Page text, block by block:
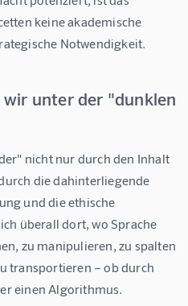
keine akademische
Notwendigkeit.
wir unter der "dunklen
nicht nur durch den Inhalt
die dahinterliegende
und die ethische
überall dort, wo Sprache
zu manipulieren, zu spalten
transportieren – ob durch
einen Algorithmus.